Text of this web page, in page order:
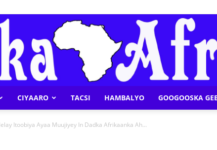
CIYAARO TACSI HAMBALYO GOOGOOSKA
Itoobiya Ayaa Muujiyey In Dadka Afrikaanka Ah...